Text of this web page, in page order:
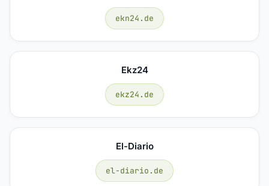
ekn24.de
Ekz24
ekz24.de
El-Diario
el-diario.de